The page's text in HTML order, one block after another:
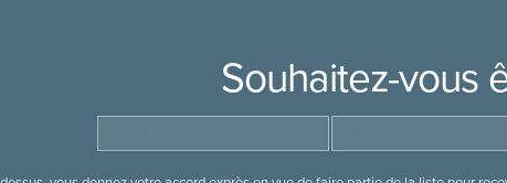
Souhaitez-vous